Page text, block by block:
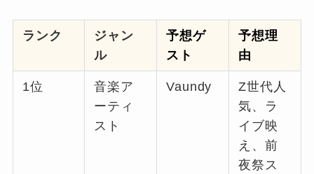
ランク
ジャン
ル
予想ゲ
スト
予想理
由
1位
音楽ア
ーティ
スト
Vaundy
Z世代人
気、ラ
イブ映
え、前
夜祭ス